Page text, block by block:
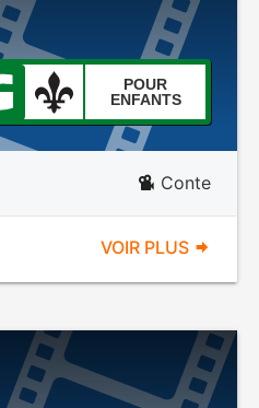
POUR
ENFANTS
Conte
VOIR PLUS